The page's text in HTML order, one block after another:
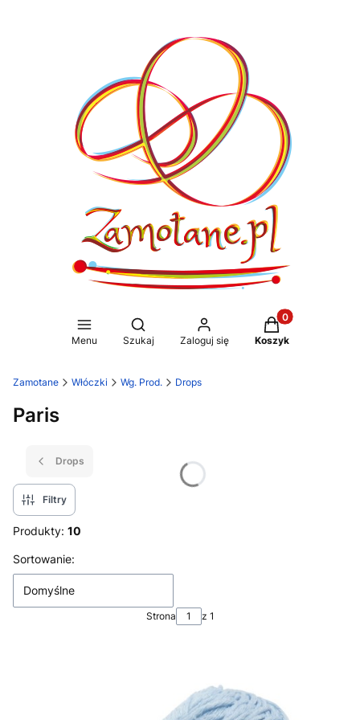
Menu
Otwórz wyszukiwarkę
Szukaj Zaloguj się
Produkty w
Koszyk
Zamotane Włóczki Wg. Prod. Drops
Paris
Drops
Filtry
Produkty: 10
Lista produktów
Sortowanie:
Domyślne
Strona z 1